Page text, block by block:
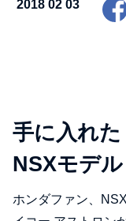
2018 02 03
手に入れ
NSXモデル
ホンダファン、